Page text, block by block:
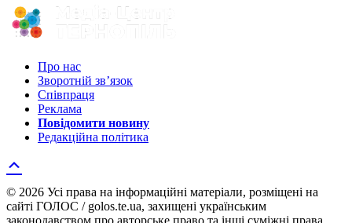
Про нас
Зворотній зв’язок
Співпраця
Реклама
Повідомити новину
Редакційна політика
© 2026 Усі права на інформаційні матеріали, розміщені на
сайті ГОЛОС / golos.te.ua, захищені українським
законодавством про авторське право та інші суміжні права.